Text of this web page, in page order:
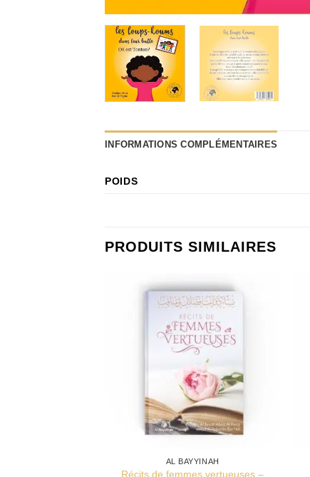
INFORMATIONS COMPLÉMENTAIRES
POIDS
PRODUITS SIMILAIRES
AL BAYYINAH
Récits de femmes vertueuses –